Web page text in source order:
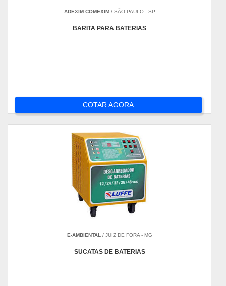
ADEXIM COMEXIM/ SÃO PAULO - SP
BARITA PARA BATERIAS
COTAR AGORA
E-AMBIENTAL / JUIZ DE FORA - MG
SUCATAS DE BATERIAS